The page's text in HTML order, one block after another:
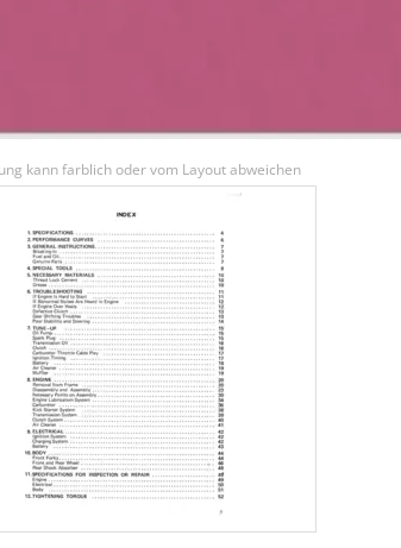
kann farblich oder vom Layout abweichen